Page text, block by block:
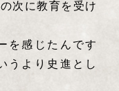
次に教育を受け
を感じたんです
うより史進とし